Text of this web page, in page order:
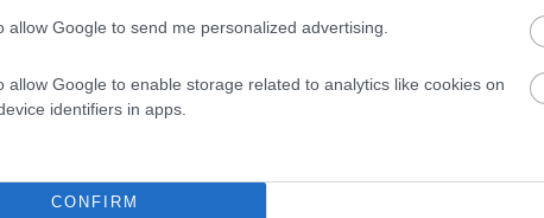
allow Google to send me personalized advertising.
allow Google to enable storage related to analytics like cookies on
identifiers in apps.
CONFIRM
θαλάσσιες συνθήκες, στην εφαρμογή του υπηρεσιακού
ιδιοκτήτη και κυβερνήτη του αλιευτικού σκάφους
και συμμετοχή του”.